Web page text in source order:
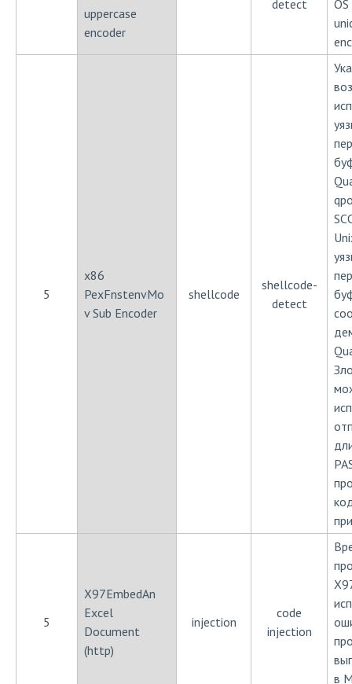
uppercase
encoder
detect
5
x86
PexFnstenvMo
v Sub Encoder
shellcode
shellcode-
detect
5
X97EmbedAn
Excel
Document
(http)
injection
code
injection
в